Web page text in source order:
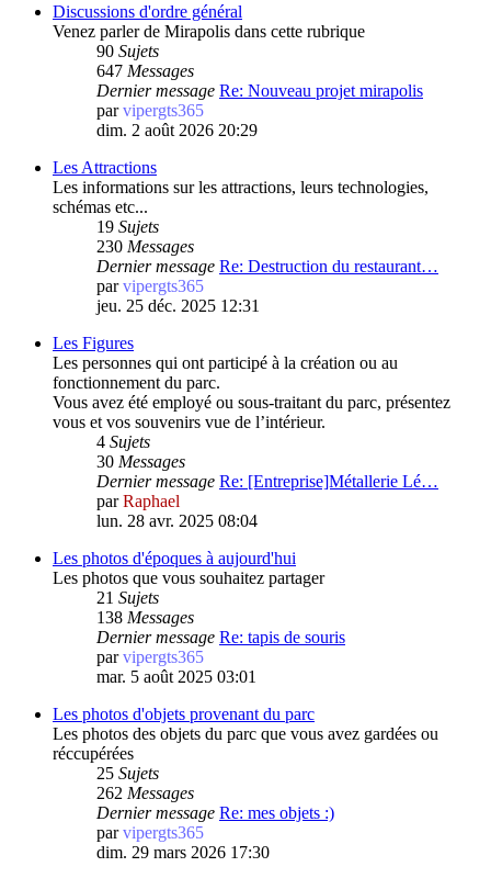
Discussions d'ordre général
Venez parler de Mirapolis dans cette rubrique
90 Sujets
647 Messages
Dernier message Re: Nouveau projet mirapolis
parvipergts365
dim. 2 août 2026 20:29
Les Attractions
Les informations sur les attractions, leurs technologies,
schémas etc...
19 Sujets
230 Messages
Dernier message Re: Destruction du restaurant…
parvipergts365
jeu. 25 déc. 2025 12:31
Les Figures
Les personnes qui ont participé à la création ou au
fonctionnement du parc.
Vous avez été employé ou sous-traitant du parc, présentez
vous et vos souvenirs vue de l’intérieur.
4 Sujets
30 Messages
Dernier message Re: [Entreprise]Métallerie Lé…
parRaphael
lun. 28 avr. 2025 08:04
Les photos d'époques à aujourd'hui
Les photos que vous souhaitez partager
21 Sujets
138 Messages
Dernier message Re: tapis de souris
parvipergts365
mar. 5 août 2025 03:01
Les photos d'objets provenant du parc
Les photos des objets du parc que vous avez gardées ou
réccupérées
25 Sujets
262 Messages
Dernier message Re: mes objets :)
parvipergts365
dim. 29 mars 2026 17:30